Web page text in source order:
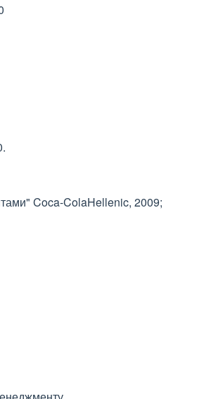
Coca-ColaHellenic, 2009;